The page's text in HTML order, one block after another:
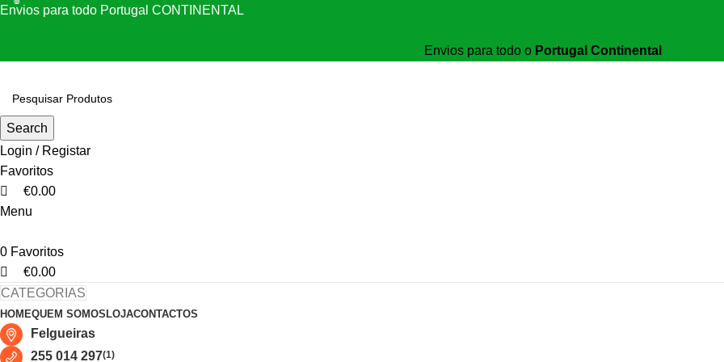
Envios para todo Portugal CONTINENTAL
Envios para todo o Portugal Continental
Search
Login / Registar
Favoritos
0
€0.00
Menu
0 Favoritos
0
€0.00
CATEGORIAS
HOMEQUEM SOMOS LOJACONTACTOS
Felgueiras
255 014 297(1)
0